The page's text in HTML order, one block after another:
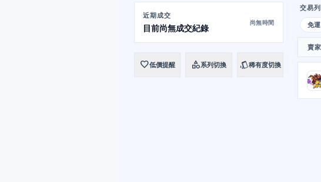
近期成交
目前尚無成交紀錄
尚無時間
favorite低價提醒 category系列切換 style稀有度切換
交易
免運
賣家